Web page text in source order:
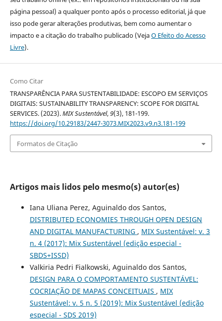
página pessoal) a qualquer ponto após o processo editorial, já que
isso pode gerar alterações produtivas, bem como aumentar o
impacto e a citação do trabalho publicado (VejaO Efeito do Acesso
Livre).
Como Citar
TRANSPARÊNCIA PARA SUSTENTABILIDADE: ESCOPO EM SERVIÇOS
DIGITAIS: SUSTAINABILITY TRANSPARENCY: SCOPE FOR DIGITAL
SERVICES. (2023).MIX Sustentável,9(3), 181-199.
https://doi.org/10.29183/2447-3073.MIX2023.v9.n3.181-199
Formatos de Citação
Artigos mais lidos pelo mesmo(s) autor(es)
Iana Uliana Perez, Aguinaldo dos Santos,
DISTRIBUTED ECONOMIES THROUGH OPEN DESIGN
AND DIGITAL MANUFACTURING , MIX Sustentável: v. 3
n. 4 (2017): Mix Sustentável (edição especial -
SBDS+ISSD)
Valkiria Pedri Fialkowski, Aguinaldo dos Santos,
DESIGN PARA O COMPORTAMENTO SUSTENTÁVEL:
COCRIAÇÃO DE MAPAS CONCEITUAIS , MIX
Sustentável: v. 5 n. 5 (2019): Mix Sustentável (edição
especial - SDS 2019)